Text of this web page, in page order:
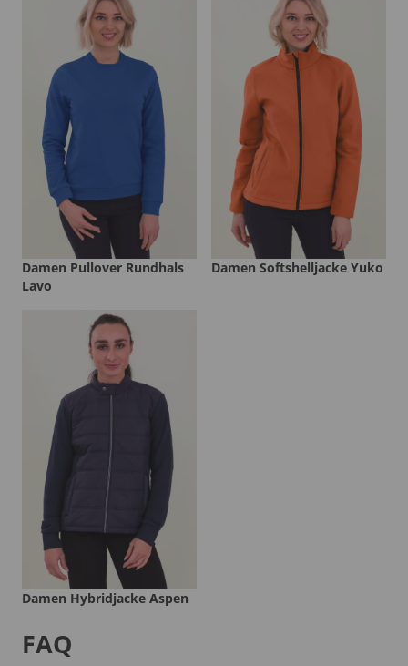
Damen Pullover Rundhals
Lavo
Damen Softshelljacke Yuko
Damen Hybridjacke Aspen
FAQ